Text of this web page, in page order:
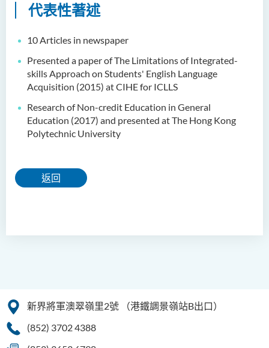
代表性著述
10 Articles in newspaper
Presented a paper of The Limitations of Integrated-
skills Approach on Students' English Language
Acquisition (2015) at CIHE for ICLLS
Research of Non-credit Education in General
Education (2017) and presented at The Hong Kong
Polytechnic University
返回
全港中學翻譯科技問答比賽
2023
新界將軍澳翠嶺里2號
（港鐵調景嶺站B出口）
(852) 3702 4388